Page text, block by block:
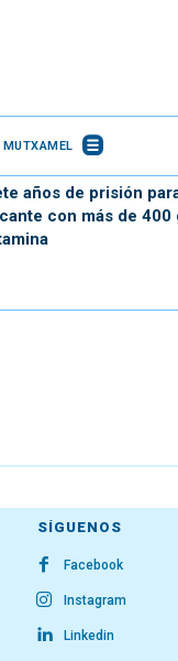
MUTXAMEL
años de prisión
con más de 400
SÍGUENOS
Facebook
Instagram
Linkedin